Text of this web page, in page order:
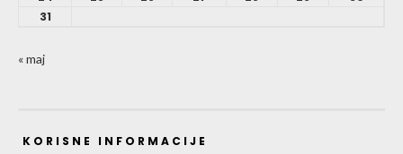
31
« maj
KORISNE INFORMACIJE